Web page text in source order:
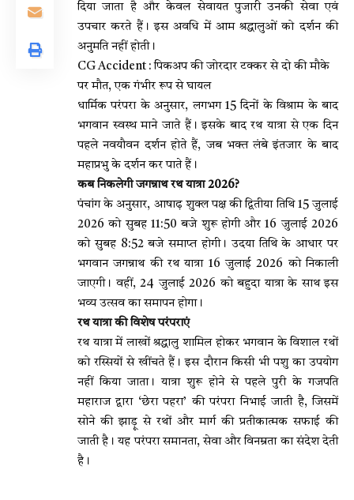
दिया जाता है और केवल सेवायत पुजारी उनकी सेवा एवं
उपचार करते हैं। इस अवधि में आम श्रद्धालुओं को दर्शन की
अनुमति नहीं होती।
CG Accident : पिकअप की जोरदार टक्कर से दो की मौके
पर मौत, एक गंभीर रूप से घायल
धार्मिक परंपरा के अनुसार, लगभग 15 दिनों के विश्राम के बाद
भगवान स्वस्थ माने जाते हैं। इसके बाद रथ यात्रा से एक दिन
पहले नवयौवन दर्शन होते हैं, जब भक्त लंबे इंतजार के बाद
महाप्रभु के दर्शन कर पाते हैं।
कब निकलेगी जगन्नाथ रथ यात्रा 2026?
पंचांग के अनुसार, आषाढ़ शुक्ल पक्ष की द्वितीया तिथि 15 जुलाई
2026 को सुबह 11:50 बजे शुरू होगी और 16 जुलाई 2026
को सुबह 8:52 बजे समाप्त होगी। उदया तिथि के आधार पर
भगवान जगन्नाथ की रथ यात्रा 16 जुलाई 2026 को निकाली
जाएगी। वहीं, 24 जुलाई 2026 को बहुदा यात्रा के साथ इस
भव्य उत्सव का समापन होगा।
रथ यात्रा की विशेष परंपराएं
रथ यात्रा में लाखों श्रद्धालु शामिल होकर भगवान के विशाल रथों
को रस्सियों से खींचते हैं। इस दौरान किसी भी पशु का उपयोग
नहीं किया जाता। यात्रा शुरू होने से पहले पुरी के गजपति
महाराज द्वारा ‘छेरा पहरा’ की परंपरा निभाई जाती है, जिसमें
सोने की झाड़ू से रथों और मार्ग की प्रतीकात्मक सफाई की
जाती है। यह परंपरा समानता, सेवा और विनम्रता का संदेश देती
है।